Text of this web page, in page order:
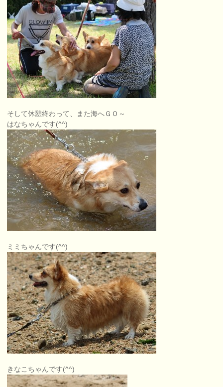
そして休憩終わって、また海へＧＯ～
はなちゃんです(^^)
ミミちゃんです(^^)
きなこちゃんです(^^)